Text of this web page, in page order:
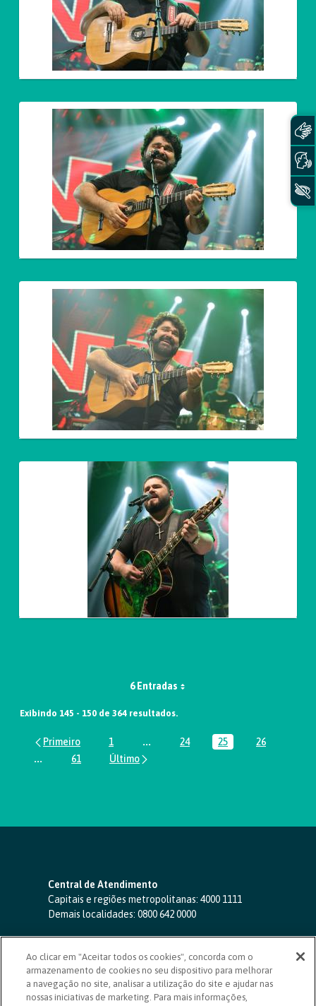
6 Entradas
Exibindo 145 - 150 de 364 resultados.
Página
1 ...Páginas intermediárias Usar ABA
Página
24 Página
25 Página
26
...Páginas intermediárias Usar ABA para navegar.
Página
61
Central de Atendimento
Capitais e regiões metropolitanas: 4000 1111
Demais localidades: 0800 642 0000
SAC 24 horas-0800 724 4420
Ouvidoria
0800 725 0996
(de segunda a sexta, das 8h às 20h)
ouvidoriasicoob.com.br
Ao clicar em "Aceitar todos os cookies", concorda com o
armazenamento de cookies no seu dispositivo para melhorar
a navegação no site, analisar a utilização do site e ajudar nas
nossas iniciativas de marketing. Para mais informações,